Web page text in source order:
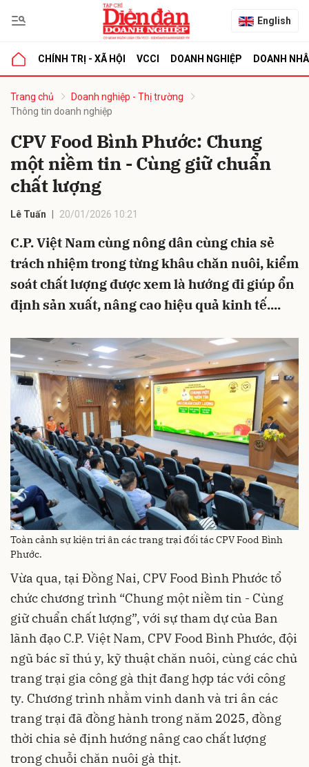
English
CHÍNH TRỊ - XÃ HỘI VCCI DOANH NGHIỆP DOANH
Trang chủ
Doanh nghiệp - Thị trường
Thông tin doanh nghiệp
CPV Food Bình Phước: Chung
một niềm tin - Cùng giữ chuẩn
chất lượng
Lê Tuấn 20/01/2026 10:21
C.P. Việt Nam cùng nông dân cùng chia sẻ
trách nhiệm trong từng khâu chăn nuôi, kiểm
soát chất lượng được xem là hướng đi giúp ổn
định sản xuất, nâng cao hiệu quả kinh tế....
Toàn cảnh sự kiện tri ân các trang trại đối tác CPV Food Bình
Phước.
Vừa qua, tại Đồng Nai, CPV Food Bình Phước tổ
chức chương trình “Chung một niềm tin - Cùng
giữ chuẩn chất lượng”, với sự tham dự của Ban
lãnh đạo C.P. Việt Nam, CPV Food Bình Phước, đội
ngũ bác sĩ thú y, kỹ thuật chăn nuôi, cùng các chủ
trang trại gia công gà thịt đang hợp tác với công
ty. Chương trình nhằm vinh danh và tri ân các
trang trại đã đồng hành trong năm 2025, đồng
thời chia sẻ định hướng nâng cao chất lượng
trong chuỗi chăn nuôi gà thịt.
luận